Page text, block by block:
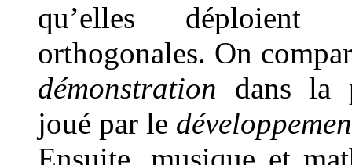
qu’elles déploient
orthogonales. On
démonstration dans la
joué par le